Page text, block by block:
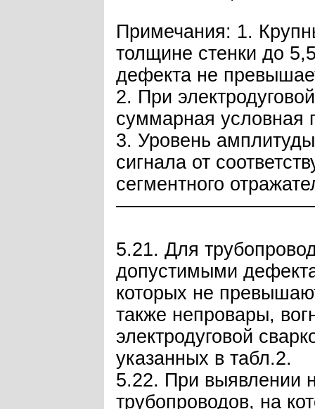
Примечания: 1.
толщине стенки до
дефекта не
2. При
суммарная условная
3. Уровень
сигнала от
сегментного
5.21. Для
допустимыми
которых не
также непровары,
электродуговой
указанных в табл.2.
5.22. При выявлении
трубопроводов, на